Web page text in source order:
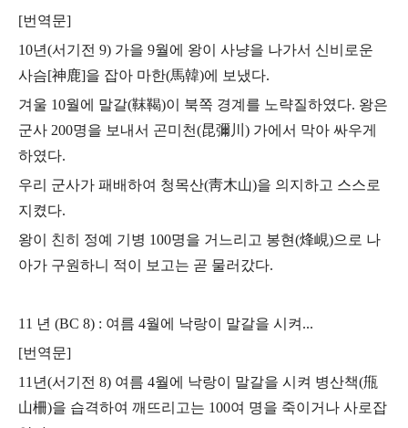
[번역문]
10년(서기전 9) 가을 9월에 왕이 사냥을 나가서 신비로운
사슴[神鹿]을 잡아 마한(馬韓)에 보냈다.
겨울 10월에 말갈(靺鞨)이 북쪽 경계를 노략질하였다. 왕은
군사 200명을 보내서 곤미천(昆彌川) 가에서 막아 싸우게
하였다.
우리 군사가 패배하여 청목산(靑木山)을 의지하고 스스로
지켰다.
왕이 친히 정예 기병 100명을 거느리고 봉현(烽峴)으로 나
아가 구원하니 적이 보고는 곧 물러갔다.
11 년 (BC 8) : 여름 4월에 낙랑이 말갈을 시켜...
[번역문]
11년(서기전 8) 여름 4월에 낙랑이 말갈을 시켜 병산책(甁
山柵)을 습격하여 깨뜨리고는 100여 명을 죽이거나 사로잡